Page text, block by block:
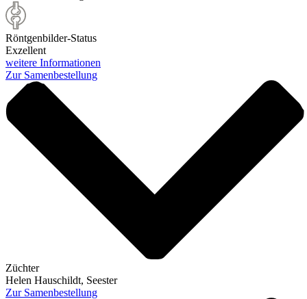
Röntgenbilder-Status
Exzellent
weitere Informationen
Zur Samenbestellung
Züchter
Helen Hauschildt, Seester
Zur Samenbestellung